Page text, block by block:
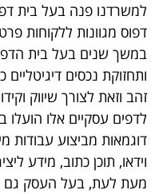
למשרדנו פנה בעל בית
דפוס מגוונות ללקוחות
במשך שנים בעל בית
ותחזוקת נכסים דיגיטליים
זהב וזאת לצורך שיווק
לדפים עסקיים אלו הועלו
דוגמאות מביצוע עבודות
וידאו, תוכן כתוב, מידע
מעת לעת, בעל העסק גם